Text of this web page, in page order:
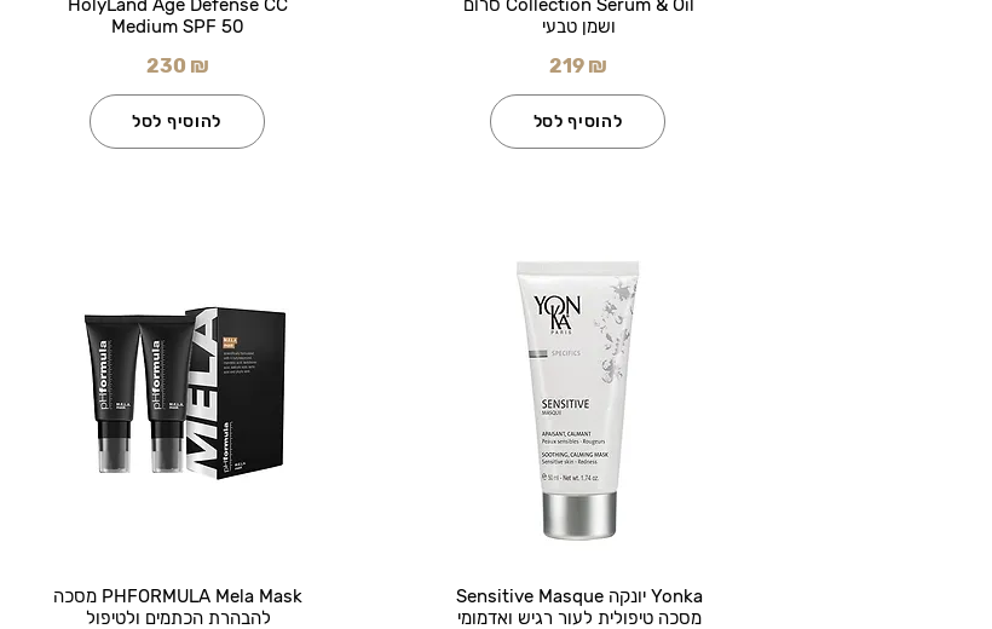
HolyLand Age Defense CC
Medium SPF 50
230 ₪
להוסיף לסל
PHFORMULA Mela Mask מסכה
להבהרת הכתמים ולטיפול
Collection Serum & Oil סרום
ושמן טבעי
219 ₪
להוסיף לסל
Yonka יונקה Sensitive Masque
מסכה טיפולית לעור רגיש ואדמומי